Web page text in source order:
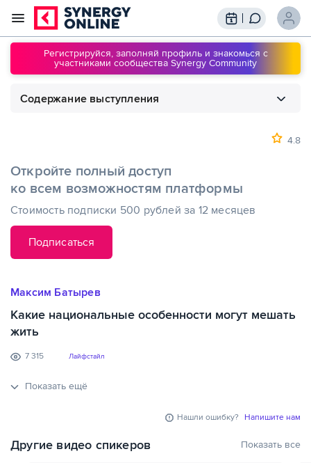
Регистрируйся, заполняй профиль и знакомься с
участниками сообщества Synergy Community
Трансляции
Вебинары
Обучение
Знания
Сообщество
Подписки
Содержание выступления
Максим Батырев
Какие национальные особенности могут мешать
жить
7 315 Лайфстайл
Показать ещё
4.8
Откройте полный доступ
ко всем возможностям платформы
Стоимость подписки 500 рублей за 12 месяцев
Подписаться
Нашли ошибку? Напишите нам
Другие видео спикеров Показать все